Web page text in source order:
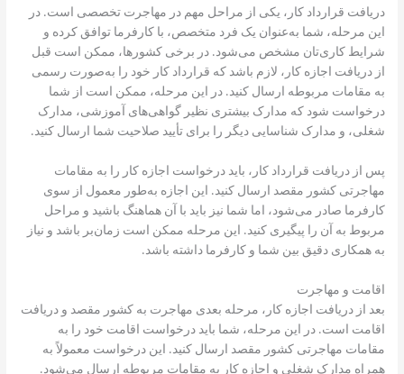
دریافت قرارداد کار، یکی از مراحل مهم در مهاجرت تخصصی است. در
این مرحله، شما به‌عنوان یک فرد متخصص، با کارفرما توافق کرده و
شرایط کاری‌تان مشخص می‌شود. در برخی کشورها، ممکن است قبل
از دریافت اجازه کار، لازم باشد که قرارداد کار خود را به‌صورت رسمی
به مقامات مربوطه ارسال کنید. در این مرحله، ممکن است از شما
درخواست شود که مدارک بیشتری نظیر گواهی‌های آموزشی، مدارک
شغلی، و مدارک شناسایی دیگر را برای تأیید صلاحیت شما ارسال کنید.
پس از دریافت قرارداد کار، باید درخواست اجازه کار را به مقامات
مهاجرتی کشور مقصد ارسال کنید. این اجازه به‌طور معمول از سوی
کارفرما صادر می‌شود، اما شما نیز باید با آن هماهنگ باشید و مراحل
مربوط به آن را پیگیری کنید. این مرحله ممکن است زمان‌بر باشد و نیاز
به همکاری دقیق بین شما و کارفرما داشته باشد.
اقامت و مهاجرت
بعد از دریافت اجازه کار، مرحله بعدی مهاجرت به کشور مقصد و دریافت
اقامت است. در این مرحله، شما باید درخواست اقامت خود را به
مقامات مهاجرتی کشور مقصد ارسال کنید. این درخواست معمولاً به
همراه مدارک شغلی و اجازه کار به مقامات مربوطه ارسال می‌شود.